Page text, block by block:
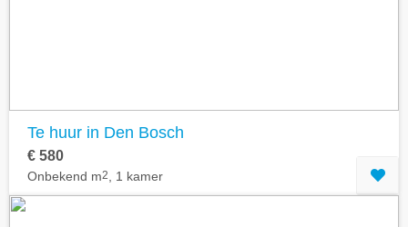
Te huur in Den Bosch
€ 580
Onbekend m2 , 1 kamer